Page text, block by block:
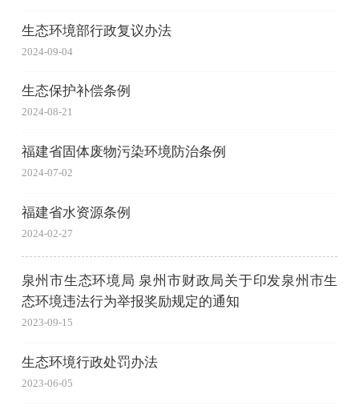
生态环境部行政复议办法
2024-09-04
生态保护补偿条例
2024-08-21
福建省固体废物污染环境防治条例
2024-07-02
福建省水资源条例
2024-02-27
泉州市生态环境局 泉州市财政局关于印发泉州市生
态环境违法行为举报奖励规定的通知
2023-09-15
生态环境行政处罚办法
2023-06-05